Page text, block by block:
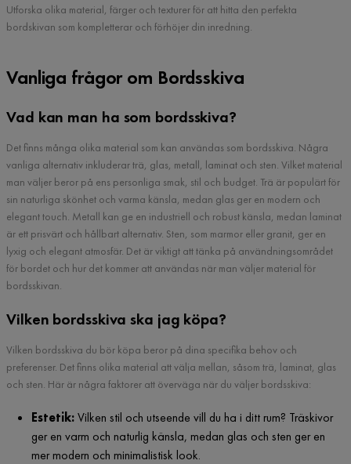
Utforska olika material, färger och texturer för att hitta den perfekta
bordskivan som kompletterar och förhöjer din inredning.
Vanliga frågor om Bordsskiva
Vad kan man ha som bordsskiva?
Det finns många olika material som kan användas som bordsskiva. Några
vanliga alternativ inkluderar trä, glas, metall, laminat och sten. Vilket material
man väljer beror på ens personliga smak, stil och budget. Trä är populärt för
sin naturliga skönhet och varma känsla, medan glas ger en modern och
elegant touch. Metall kan ge en industriell och robust känsla, medan laminat
är ett prisvärt och hållbart alternativ. Sten, som marmor eller granit, ger en
lyxig och elegant atmosfär. Det är viktigt att tänka på användningsområdet
för bordet och hur det kommer att användas när man väljer material för
bordsskivan.
Vilken bordsskiva ska jag köpa?
Vilken bordsskiva du bör köpa beror på dina specifika behov och
preferenser. Det finns olika material att välja mellan, såsom trä, laminat, glas
och sten. Här är några faktorer att överväga när du väljer bordsskiva:
Estetik:Vilken stil och utseende vill du ha i ditt rum? Träskivor
ger en varm och naturlig känsla, medan glas och sten ger en
mer modern och minimalistisk look.